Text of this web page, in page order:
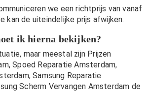
we een richtprijs van vanaf
kan de uiteindelijke prijs afwijken.
ik hierna bekijken?
maar meestal zijn Prijzen
,Spoed Reparatie Amsterdam,
,Samsung Reparatie
Scherm Vervangen Amsterdam de